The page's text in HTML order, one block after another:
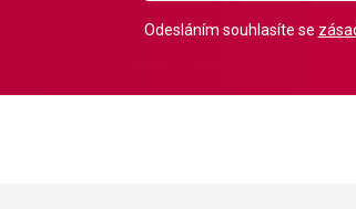
Odesláním souhlasíte se